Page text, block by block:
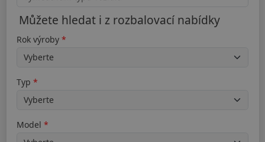
Můžete hledat i z rozbalovací nabídky
Rok výroby
Typ
Model